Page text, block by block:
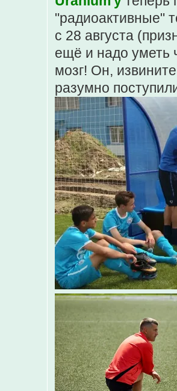
"радиоактивные"
с 28 августа
ещё и надо уметь
мозг! Он,
разумно